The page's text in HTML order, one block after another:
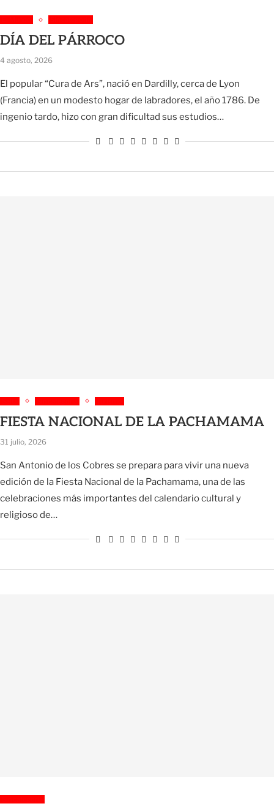
DÍA DEL PÁRROCO
4 agosto, 2026
El popular “Cura de Ars”, nació en Dardilly, cerca de Lyon
(Francia) en un modesto hogar de labradores, el año 1786. De
ingenio tardo, hizo con gran dificultad sus estudios…
FIESTA NACIONAL DE LA PACHAMAMA
31 julio, 2026
San Antonio de los Cobres se prepara para vivir una nueva
edición de la Fiesta Nacional de la Pachamama, una de las
celebraciones más importantes del calendario cultural y
religioso de…